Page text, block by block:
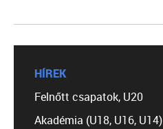
HÍREK
Felnőtt csapatok, U20
Akadémia (U18, U16, U14)